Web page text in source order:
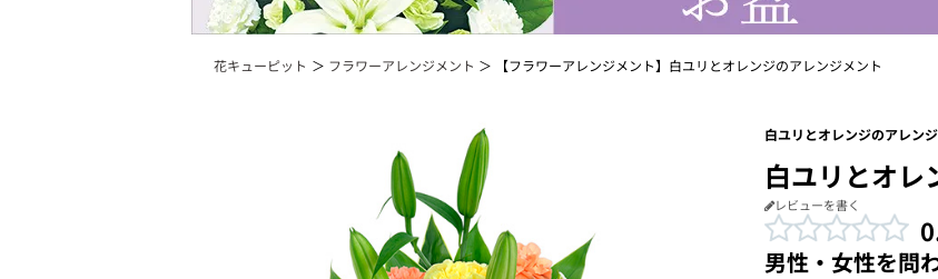
花キューピット フラワーアレンジメント 【フラワーアレンジメント】白ユリとオレンジのアレンジメント
白ユリとオレンジのアレン
白ユリとオレ
レビューを書く
男性・女性を問